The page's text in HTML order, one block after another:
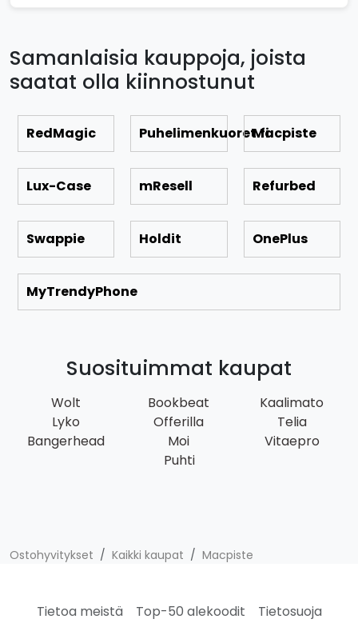
Samanlaisia kauppoja, joista
saatat olla kiinnostunut
RedMagic Puhelimenkuoret.fiMacpiste
Lux-Case mResell Refurbed
Swappie Holdit OnePlus
MyTrendyPhone
Suosituimmat kaupat
Wolt Bookbeat
Kaalimato
Lyko
Offerilla
Telia
Bangerhead
Moi
Vitaepro
Puhti
Ostohyvitykset Kaikki kaupat Macpiste
Tietoa meistä Top-50 alekoodit Tietosuoja